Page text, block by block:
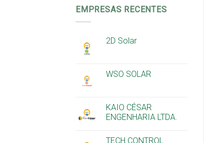
EMPRESAS RECENTES
2D Solar
WSO SOLAR
KAIO CÉSAR
ENGENHARIA LTDA.
TECH CONTROL